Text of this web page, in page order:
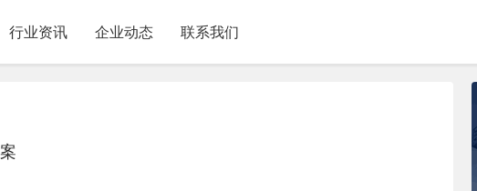
行业资讯 企业动态 联系我们